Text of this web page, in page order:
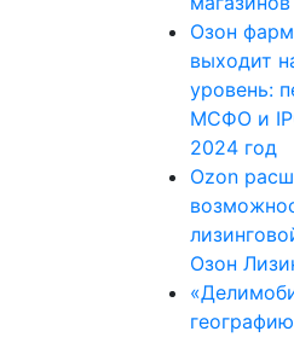
Озон
выходит
уровень:
МСФО и
2024 год
Ozon
Озон